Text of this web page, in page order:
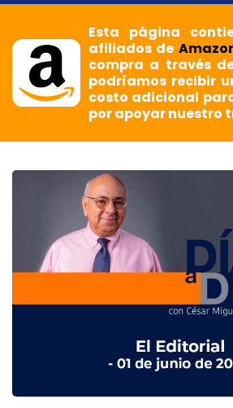
Esta página
afiliados de
compra a través
podríamos recibir
costo adicional
por apoyar nuestro